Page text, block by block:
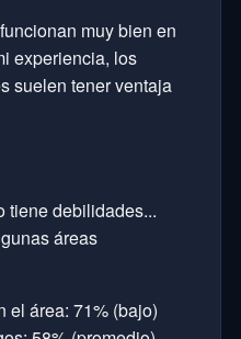
muy bien en
experiencia, los
suelen tener ventaja
tiene debilidades...
áreas
el área: 71% (bajo)